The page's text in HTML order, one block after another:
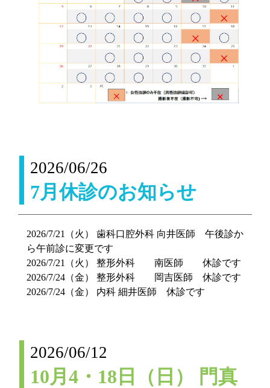
2026/06/26
7月休診のお知らせ
2026/7/21（火） 歯科口腔外科 向井医師 午後診か
ら午前診に変更です
2026/7/21（火） 整形外科 南医師 休診です
2026/7/24（金） 整形外科 岡吉医師 休診です
2026/7/24（金） 内科 細井医師 休診です
2026/06/12
10月4・18日（日） 門真